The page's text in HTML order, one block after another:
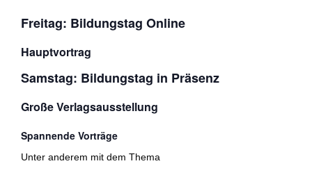
Freitag: Bildungstag Online
Hauptvortrag
Samstag: Bildungstag in Präsenz
Große Verlagsausstellung
Spannende Vorträge
Unter anderem mit dem Thema